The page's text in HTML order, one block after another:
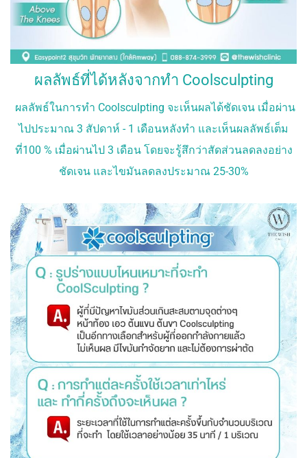
ผลลัพธ์ที่ได้หลังจากทำ Coolsculpting
ผลลัพธ์ในการทำ Coolsculpting จะเห็นผลได้ชัดเจน เมื่อผ่าน
ไปประมาณ 3 สัปดาห์ - 1 เดือนหลังทำ และเห็นผลลัพธ์เต็ม
ที่100 % เมื่อผ่านไป 3 เดือน โดยจะรู้สึกว่าสัดส่วนลดลงอย่าง
ชัดเจน และไขมันลดลงประมาณ 25-30%